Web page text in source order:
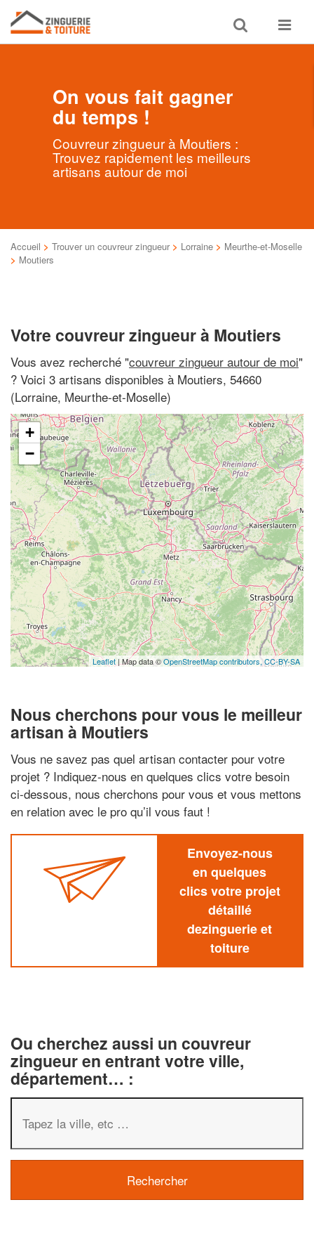
Toggle
search
Toggle
On vous fait gagner
du temps !
Couvreur zingueur à Moutiers :
Trouvez rapidement les meilleurs
artisans autour de moi
Accueil > Trouver un couvreur zingueur > Lorraine > Meurthe-et-Moselle
> Moutiers
Votre couvreur zingueur à Moutiers
Vous avez recherché "couvreur zingueur autour de moi"
? Voici 3 artisans disponibles à Moutiers, 54660
(Lorraine, Meurthe-et-Moselle)
+
−
Leaflet | Map data ©OpenStreetMap contributors,CC-BY-SA
Nous cherchons pour vous le meilleur
artisan à Moutiers
Vous ne savez pas quel artisan contacter pour votre
projet ? Indiquez-nous en quelques clics votre besoin
ci-dessous, nous cherchons pour vous et vous mettons
en relation avec le pro qu’il vous faut !
Envoyez-nous
en quelques
clics votre projet
détaillé
dezinguerie et
toiture
Ou cherchez aussi un couvreur
zingueur en entrant votre ville,
département… :